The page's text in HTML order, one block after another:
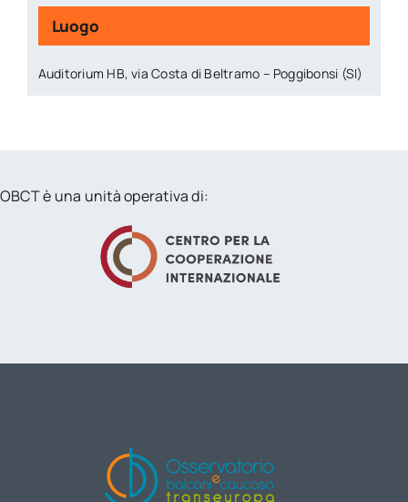
Luogo
Auditorium HB, via Costa di Beltramo – Poggibonsi (SI)
OBCT è una unità operativa di: